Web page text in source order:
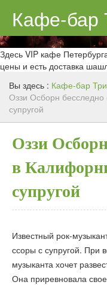
Кафе-бар
О нас
Меню
Контакты
Реклама
Здесь VIP кафе
цены и есть доставка
Вы здесь : Кафе-бар
Оззи Осборн
супругой
Оззи
в
супругой
Известный рок-
ссоры с супругой. При
музыканта хочет
Она приревновала